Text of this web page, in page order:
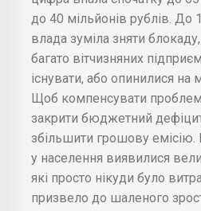
до 40 мільйонів рублів. До
влада зуміла зняти
багато вітчизняних
існувати, або опинилися на
Щоб компенсувати
закрити бюджетний
збільшити грошову емісію.
у населення виявилися
які просто нікуди було
призвело до шаленого